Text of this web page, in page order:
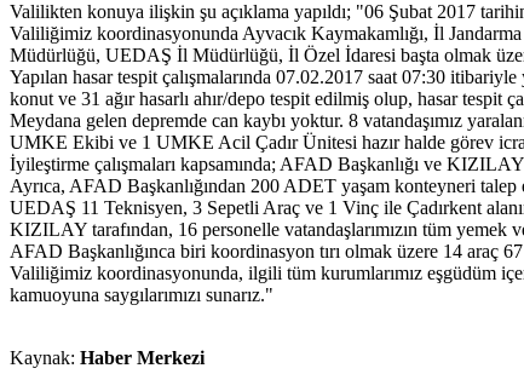
Valilikten konuya ilişkin şu açıklama yapıldı; "06 Şubat 2017
Valiliğimiz koordinasyonunda Ayvacık Kaymakamlığı, İl
Müdürlüğü, UEDAŞ İl Müdürlüğü, İl Özel İdaresi başta olmak
Yapılan hasar tespit çalışmalarında 07.02.2017 saat 07:30
konut ve 31 ağır hasarlı ahır/depo tespit edilmiş olup, hasar tespit
Meydana gelen depremde can kaybı yoktur. 8 vatandaşımız
UMKE Ekibi ve 1 UMKE Acil Çadır Ünitesi hazır halde görev
İyileştirme çalışmaları kapsamında; AFAD Başkanlığı ve
Ayrıca, AFAD Başkanlığından 200 ADET yaşam konteyneri
UEDAŞ 11 Teknisyen, 3 Sepetli Araç ve 1 Vinç ile Çadırkent
KIZILAY tarafından, 16 personelle vatandaşlarımızın tüm yemek
AFAD Başkanlığınca biri koordinasyon tırı olmak üzere 14 araç
Valiliğimiz koordinasyonunda, ilgili tüm kurumlarımız eşgüdüm
kamuoyuna saygılarımızı sunarız."
Kaynak: Haber Merkezi